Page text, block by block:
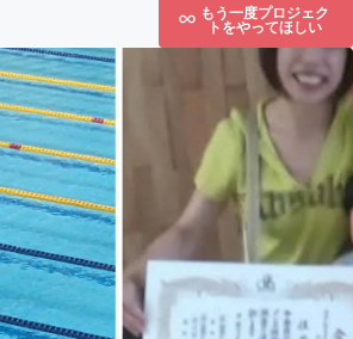
もう一度プロジェク
トをやってほしい